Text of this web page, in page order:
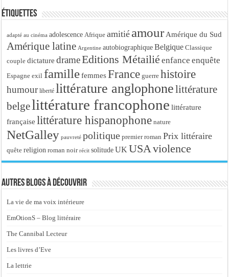
Étiquettes
adapté au cinéma adolescence Afrique amitié amour Amérique du Sud
Amérique latine Argentine autobiographique Belgique Classique
couple dictature drameEditions Métailié enfance enquête
Espagne exil famille femmes France guerre histoire
humour liberté littérature anglophonelittérature
belgelittérature francophone littérature
française littérature hispanophone nature
NetGalley pauvreté politique premier roman Prix littéraire
quête religion roman noir récit solitude UK USAviolence
Autres blogs à découvrir
La vie de ma voix intérieure
EmOtionS – Blog littéraire
The Cannibal Lecteur
Les livres d’Eve
La lettrie